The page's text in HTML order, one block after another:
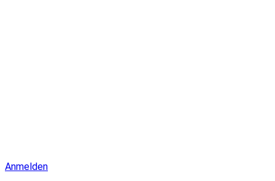
Anmelden